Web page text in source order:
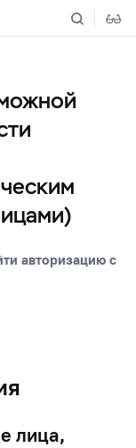
авторизацию с
лица,